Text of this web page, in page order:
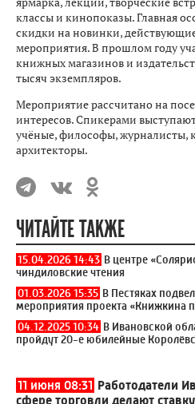
классы и кинопоказы. Главная
скидки на новинки,
мероприятия. В прошлом году
книжных магазинов и
тысяч экземпляров.
Мероприятие рассчитано на
интересов. Спикерами
учёные, философы, журналисты,
архитекторы.
ЧИТАЙТЕ ТАКЖЕ
15.04.2026 14:43 В центре
чиндиловские чтения
01.03.2026 15:35 В Пестяках
мероприятия проекта «Книжкина
04.12.2025 10:34 В Ивановской
пройдут 20-е юбилейные
11 июня 08:31 Работодатели
сфере торговли делают